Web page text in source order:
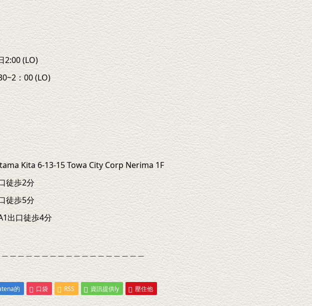
2:00 (LO)
：00 (LO)
Kita 6-13-15 Towa City Corp Nerima 1F
徒歩2分
徒歩5分
出口徒歩4分
＿＿＿＿＿＿＿＿＿＿＿＿＿＿＿＿＿
的 口袋 RSS 資訊提供ly 壓住他